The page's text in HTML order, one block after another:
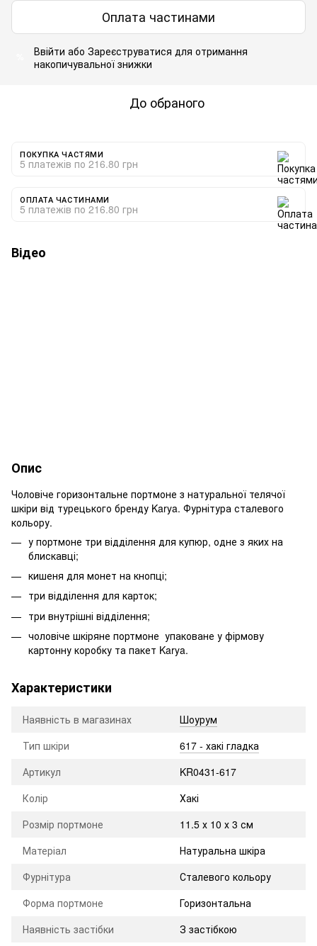
Оплата частинами
Ввійти або Зареєструватися для отримання
накопичувальної знижки
До обраного
ПОКУПКА ЧАСТЯМИ
5 платежів по 216.80 грн
ОПЛАТА ЧАСТИНАМИ
5 платежів по 216.80 грн
Відео
Опис
Чоловіче горизонтальне портмоне з натуральної телячої
шкіри від турецького бренду Karya. Фурнітура сталевого
кольору.
у портмоне три відділення для купюр, одне з яких на
блискавці;
кишеня для монет на кнопці;
три відділення для карток;
три внутрішні відділення;
чоловіче шкіряне портмоне упаковане у фірмову
картонну коробку та пакет Karya.
Характеристики
Наявність в магазинах
Шоурум
Тип шкіри
617 - хакі гладка
Артикул
KR0431-617
Колір
Хакі
Розмір портмоне
11.5 х 10 х 3 см
Матеріал
Натуральна шкіра
Фурнітура
Сталевого кольору
Форма портмоне
Горизонтальна
Наявність застібки
З застібкою